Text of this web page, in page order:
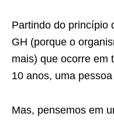
Partindo do princípio
GH (porque o
mais) que ocorre em
10 anos, uma
Mas, pensemos em